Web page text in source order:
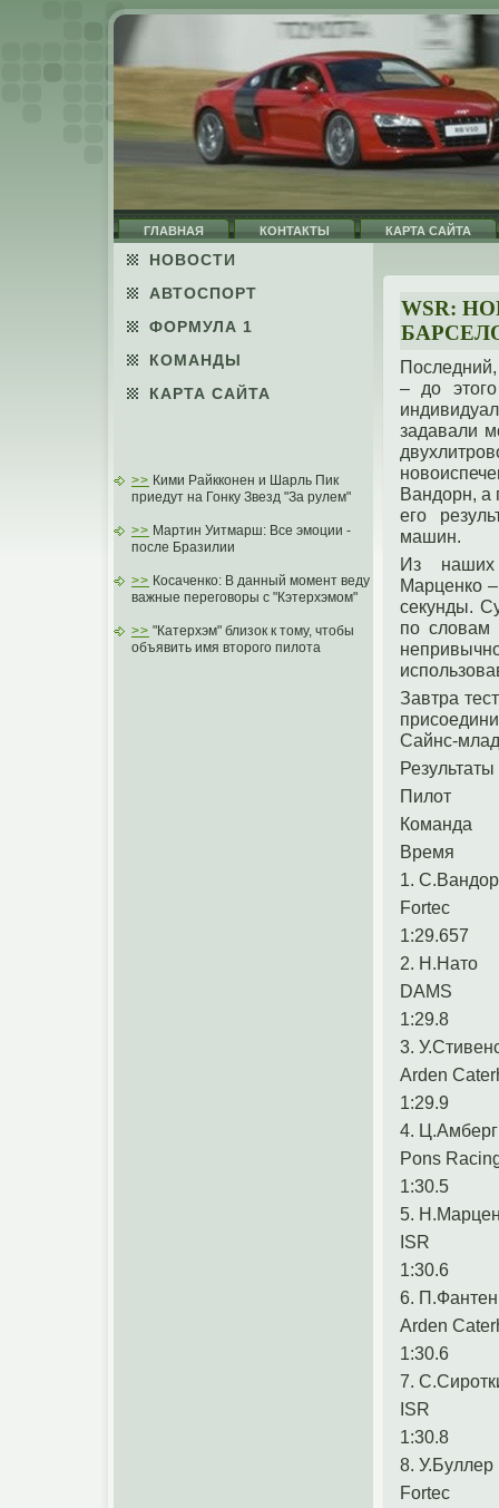
ГЛАВНАЯ КОНТАКТЫ КАРТА САЙТА
НОВОСТИ
АВТОСПОРТ
ФОРМУЛА 1
КОМАНДЫ
КАРТА САЙТА
>> Кими Райкконен и Шарль Пик
приедут на Гонку Звезд "За рулем"
>> Мартин Уитмарш: Все эмоции -
после Бразилии
>> Косаченко: В данный момент веду
важные переговоры с "Кэтерхэмом"
>> "Катерхэм" близок к тому, чтобы
объявить имя второго пилота
WSR:
– до
задавали
Вандорн, а
его
машин.
Из наших
Марценко
секунды.
по словам
Завтра
Сайнс-
Пилот
Команда
Время
1.
Fortec
1:29.657
2. Н.Нато
DAMS
1:29.8
3.
Arden
1:29.9
4. Ц.Амберг
Pons
1:30.5
5.
ISR
1:30.6
6. П.Фантен
Arden
1:30.6
7.
ISR
1:30.8
8. У.Буллер
Fortec